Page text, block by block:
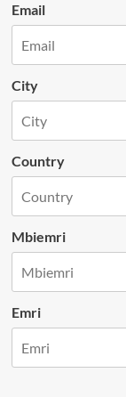
Email
City
Country
Mbiemri
Emri